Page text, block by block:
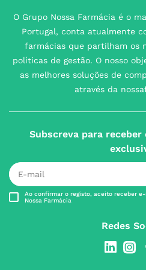
O Grupo Nossa Farmácia é o
Portugal, conta atualmente
farmácias que partilham os
políticas de gestão. O nosso
as melhores soluções de
através da
Subscreva para
Ao confirmar o registo, aceito receber
Nossa Farmácia
Redes